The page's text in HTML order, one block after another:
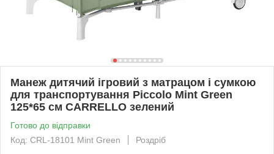
Манеж дитячий ігровий з матрацом і сумкою
для транспортування Piccolo Mint Green
125*65 см CARRELLO зелений
Готово до відправки
Код: CRL-18101 Mint Green
Роздріб